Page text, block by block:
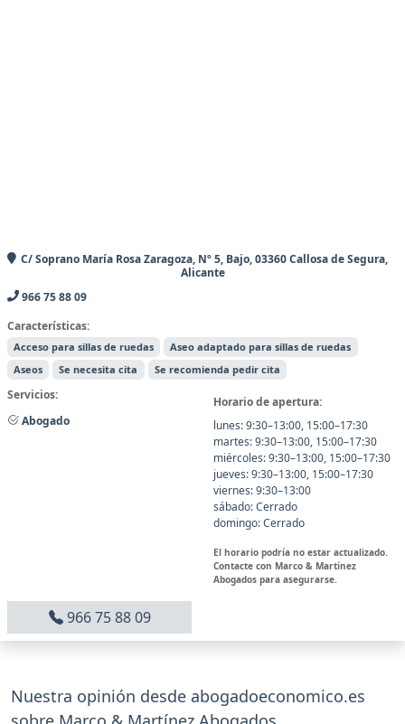
C/ Soprano María Rosa Zaragoza, Nº 5, Bajo, 03360 Callosa de Segura,
Alicante
966 75 88 09
Características:
Acceso para sillas de ruedas
Aseo adaptado para sillas de ruedas
Aseos
Se necesita cita Se recomienda pedir cita
Servicios:
Abogado
Horario de apertura:
lunes: 9:30–13:00, 15:00–17:30
martes: 9:30–13:00, 15:00–17:30
miércoles: 9:30–13:00, 15:00–17:30
jueves: 9:30–13:00, 15:00–17:30
viernes: 9:30–13:00
sábado: Cerrado
domingo: Cerrado
El horario podría no estar actualizado.
Contacte con Marco & Martínez
Abogados para asegurarse.
966 75 88 09
Nuestra opinión desde abogadoeconomico.es